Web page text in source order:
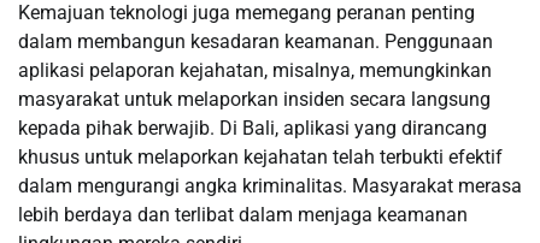
Kemajuan teknologi juga memegang peranan penting
dalam membangun kesadaran keamanan. Penggunaan
aplikasi pelaporan kejahatan, misalnya, memungkinkan
masyarakat untuk melaporkan insiden secara langsung
kepada pihak berwajib. Di Bali, aplikasi yang dirancang
khusus untuk melaporkan kejahatan telah terbukti efektif
dalam mengurangi angka kriminalitas. Masyarakat merasa
lebih berdaya dan terlibat dalam menjaga keamanan